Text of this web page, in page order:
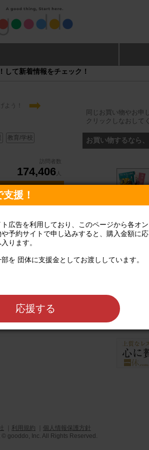
して新着情報をチェック！
よう！ ➡
教育/学校
訪問者数
174,406 人
域産業組合、企
もって公益の増
公式サイト
同じお買い物やお申
クリックしなおして
お買い物するなら
旅行予約なら、こち
レストラン予約な
利用規約
個人情報保護方針
gooddo, Inc. All Rights Reserved.
援！
広告を利用しており、このページから各オン
予約サイトで申し込みすると、購入金額に応
ります。
を 団体に支援金としてお渡ししています。
応援する